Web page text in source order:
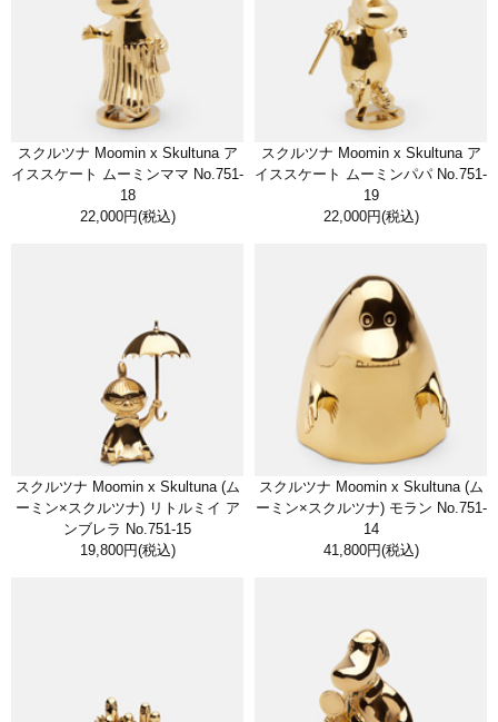
スクルツナ Moomin x Skultuna ア
イススケート ムーミンママ No.751-
18
22,000円(税込)
スクルツナ Moomin x Skultuna ア
イススケート ムーミンパパ No.751-
19
22,000円(税込)
スクルツナ Moomin x Skultuna (ム
ーミン×スクルツナ) リトルミイ ア
ンブレラ No.751-15
19,800円(税込)
スクルツナ Moomin x Skultuna (ム
ーミン×スクルツナ) モラン No.751-
14
41,800円(税込)